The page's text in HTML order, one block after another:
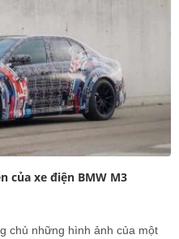
của xe điện BMW M3
chủ những hình ảnh của một